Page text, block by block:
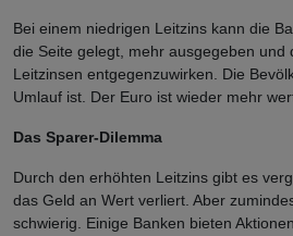
Bei einem niedrigen Leitzins kann die
die Seite gelegt, mehr ausgegeben und
Leitzinsen entgegenzuwirken. Die
Umlauf ist. Der Euro ist wieder mehr
Das Sparer-Dilemma
Durch den erhöhten Leitzins gibt es
das Geld an Wert verliert. Aber
schwierig. Einige Banken bieten